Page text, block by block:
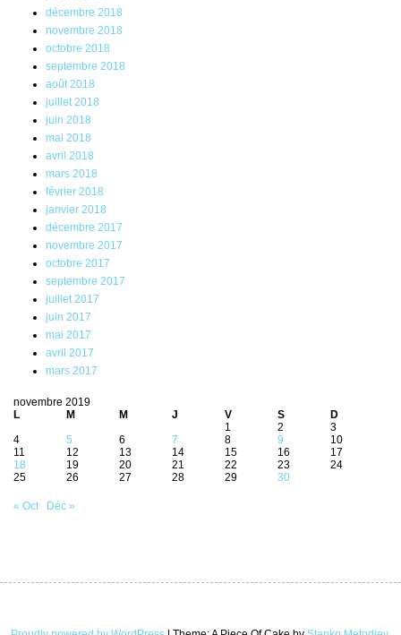
décembre 2018
novembre 2018
octobre 2018
septembre 2018
août 2018
juillet 2018
juin 2018
mai 2018
avril 2018
mars 2018
février 2018
janvier 2018
décembre 2017
novembre 2017
octobre 2017
septembre 2017
juillet 2017
juin 2017
mai 2017
avril 2017
mars 2017
novembre 2019
L
M M J V S
D
1
2
3
4
5 6 7 8 9
10
11
12 13 14 15 16
17
18
19 20 21 22 23
24
25
26 27 28 29 30
« Oct Déc »